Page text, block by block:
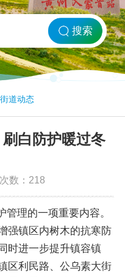
搜索
道动态
白防护暖过冬
数： 218
管理的一项重要内容。
强镇区内树木的抗寒防
时进一步提升镇容镇
区利民路、公乌素大街